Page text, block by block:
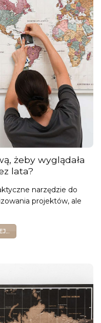
żeby wyglądała
lata?
narzędzie do
projektów, ale